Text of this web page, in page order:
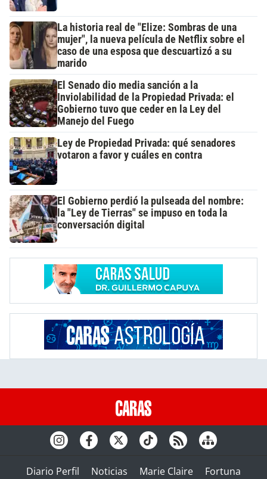
La historia real de "Elize: Sombras de una
mujer", la nueva película de Netflix sobre el
caso de una esposa que descuartizó a su
marido
El Senado dio media sanción a la
Inviolabilidad de la Propiedad Privada: el
Gobierno tuvo que ceder en la Ley del
Manejo del Fuego
Ley de Propiedad Privada: qué senadores
votaron a favor y cuáles en contra
El Gobierno perdió la pulseada del nombre:
la "Ley de Tierras" se impuso en toda la
conversación digital
Diario Perfil Noticias Marie Claire Fortuna